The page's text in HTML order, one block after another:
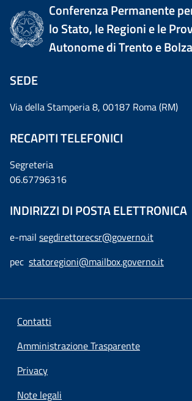
Conferenza Permanente
lo Stato, le Regioni e le
Autonome di Trento e
SEDE
Via della Stamperia 8, 00187 Roma (RM)
RECAPITI TELEFONICI
Segreteria
06.67796316
INDIRIZZI DI POSTA ELETTRONICA
e-mail segdirettorecsr@governo.it
pec statoregioni@mailbox.governo.it
Contatti
Amministrazione Trasparente
Privacy
Note legali